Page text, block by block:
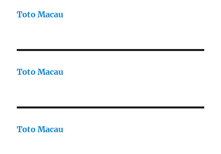
Toto Macau
Toto Macau
Toto Macau